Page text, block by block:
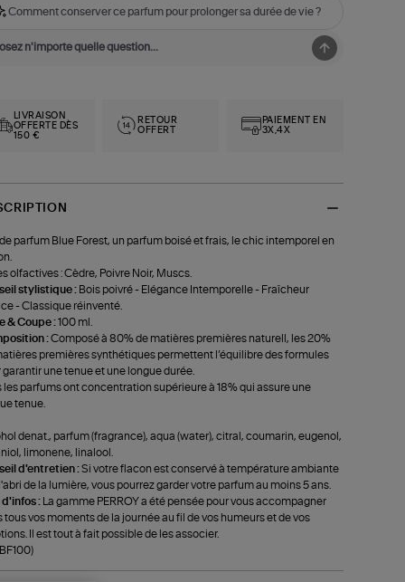
Comment conserver ce parfum pour prolonger sa durée de vie ?
LIVRAISON
OFFERTE DÈS
150 €
RETOUR
OFFERT
PAIEMENT EN
3X,4X
de parfum Blue Forest, un parfum boisé et frais, le chic intemporel en
olfactives : Cèdre, Poivre Noir, Muscs.
stylistique : Bois poivré - Elégance Intemporelle - Fraîcheur
- Classique réinventé.
& Coupe :100 ml.
:Composé à 80% de matières premières naturell, les 20%
premières synthétiques permettent l’équilibre des formules
garantir une tenue et une longue durée.
les parfums ont concentration supérieure à 18% qui assure une
tenue.
denat., parfum (fragrance), aqua (water), citral, coumarin, eugenol,
limonene, linalool.
d'entretien :Si votre flacon est conservé à température ambiante
de la lumière, vous pourrez garder votre parfum au moins 5 ans.
d'infos :
La gamme PERROY a été pensée pour vous accompagner
tous vos moments de la journée au fil de vos humeurs et de vos
Il est tout à fait possible de les associer.